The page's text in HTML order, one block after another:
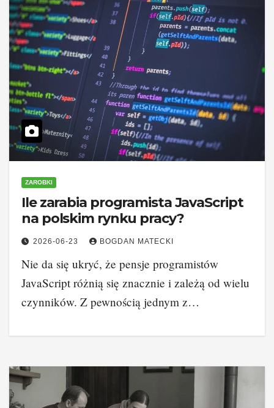
ZAROBKI
Ile zarabia programista JavaScript
na polskim rynku pracy?
2026-06-23 BOGDAN MATECKI
Nie da się ukryć, że pensje programistów
JavaScript różnią się znacznie i zależą od wielu
czynników. Z pewnością jednym z…